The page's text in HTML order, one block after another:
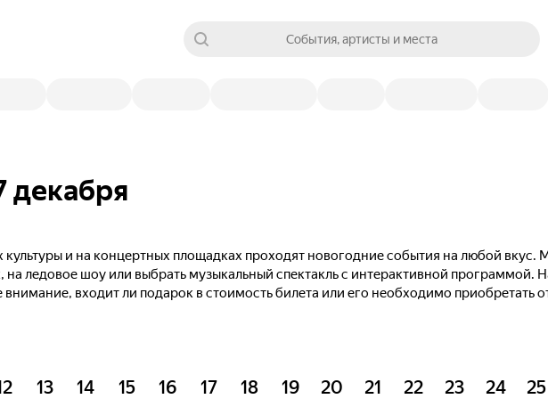
События, артисты и места
декабря
культуры и на концертных площадках проходят новогодние события на любой
на ледовое шоу или выбрать музыкальный спектакль с интерактивной
входит ли подарок в стоимость билета или его необходимо приобретать
13 14 15 16 17 18 19 20 21 22 23 24 25